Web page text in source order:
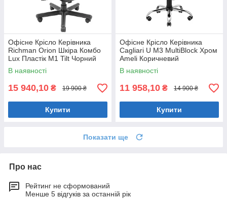
Офісне Крісло Керівника
Richman Orion Шкіра Комбо
Lux Пластік М1 Tilt Чорний
В наявності
15 940,10 ₴ 19 900 ₴
Купити
Офісне Крісло Керівника
Cagliari U М3 MultiBlock Хром
Ameli Коричневий
В наявності
11 958,10 ₴ 14 900 ₴
Купити
Показати ще
Про нас
Рейтинг не сформований
Менше 5 відгуків за останній рік